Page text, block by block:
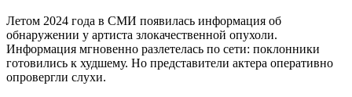
Летом 2024 года в СМИ появилась информация об
обнаружении у артиста злокачественной опухоли.
Информация мгновенно разлетелась по сети: поклонники
готовились к худшему. Но представители актера оперативно
опровергли слухи.